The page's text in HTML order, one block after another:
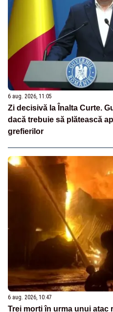
6 aug. 2026, 11:05
Zi decisivă la Înalta Curte.
dacă trebuie să plătească
grefierilor
6 aug. 2026, 10:47
Trei morți în urma unui atac